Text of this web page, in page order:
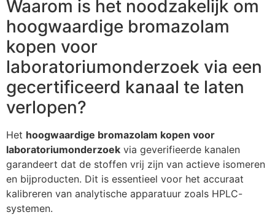
Waarom is het noodzakelijk om
hoogwaardige bromazolam
kopen voor
laboratoriumonderzoek via een
gecertificeerd kanaal te laten
verlopen?
Het hoogwaardige bromazolam kopen voor
laboratoriumonderzoek via geverifieerde kanalen
garandeert dat de stoffen vrij zijn van actieve isomeren
en bijproducten. Dit is essentieel voor het accuraat
kalibreren van analytische apparatuur zoals HPLC-
systemen.